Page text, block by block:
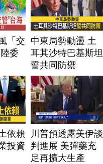
「交
委
中東局勢動盪 土
耳其沙特巴基斯坦
誓共同防禦
依賴
投資
川普預透露美伊談
判進展 美彈藥充
足再擴大生產